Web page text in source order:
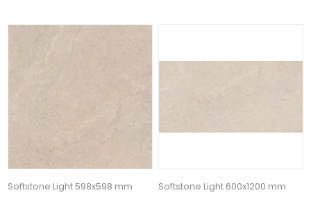
Softstone Light 598x598 mm Softstone Light 600x1200 mm